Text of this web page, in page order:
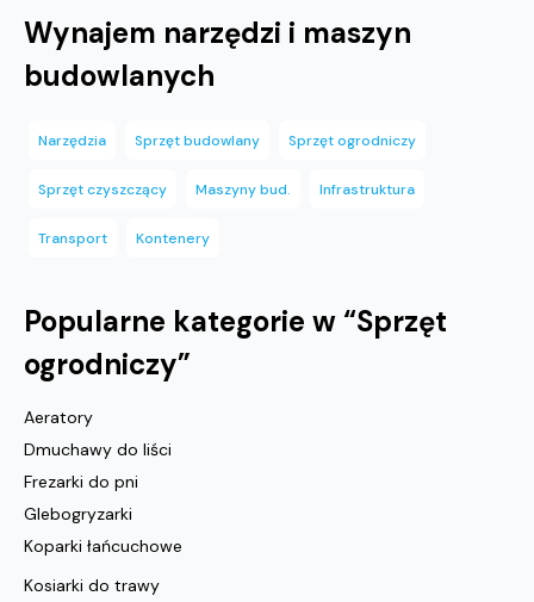
Wynajem narzędzi i maszyn
budowlanych
Narzędzia Sprzęt budowlany Sprzęt ogrodniczy
Sprzęt czyszczący Maszyny bud. Infrastruktura
Transport Kontenery
Popularne kategorie w “Sprzęt
ogrodniczy”
Aeratory
Dmuchawy do liści
Frezarki do pni
Glebogryzarki
Koparki łańcuchowe
Kosiarki do trawy